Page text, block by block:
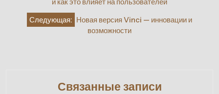
записям
Следующая: Новая версия Vinci — инновации и
возможности
Связанные записи